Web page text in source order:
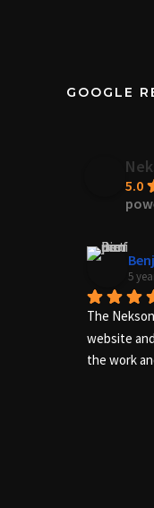
GOOGLE
5.0
5
The
website
the work